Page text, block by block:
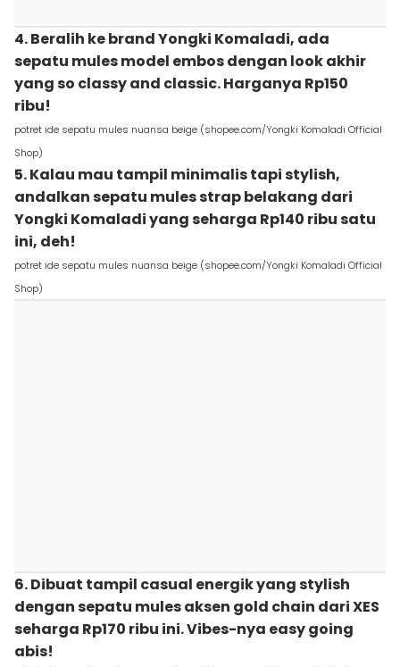
4. Beralih ke brand Yongki Komaladi, ada
sepatu mules model embos dengan look akhir
yang so classy and classic. Harganya Rp150
ribu!
potret ide sepatu mules nuansa beige (shopee.com/Yongki Komaladi Official
Shop)
5. Kalau mau tampil minimalis tapi stylish,
andalkan sepatu mules strap belakang dari
Yongki Komaladi yang seharga Rp140 ribu satu
ini, deh!
potret ide sepatu mules nuansa beige (shopee.com/Yongki Komaladi Official
Shop)
6. Dibuat tampil casual energik yang stylish
dengan sepatu mules aksen gold chain dari XES
seharga Rp170 ribu ini. Vibes-nya easy going
abis!